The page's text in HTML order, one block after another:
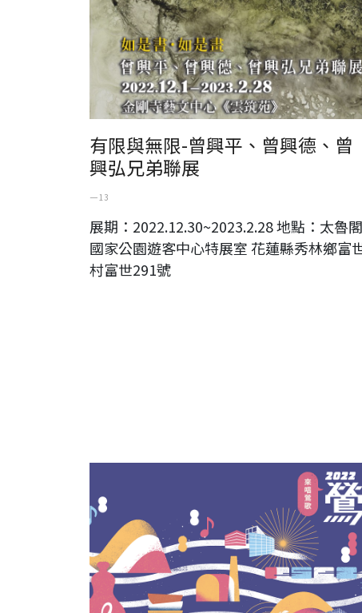
有限與無限-曾興平、曾興德、曾
興弘兄弟聯展
一 13
展期：2022.12.30~2023.2.28 地點：太魯閣
國家公園遊客中心特展室 花蓮縣秀林鄉富
村富世291號